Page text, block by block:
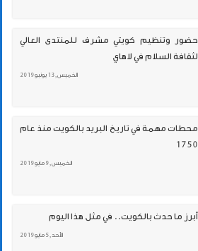
حضور وتنظيم كويتي مشرف للمنتدى العالي
لثقافة السلام في لاهاي
الخميس , 13 يونيو 2019
محطات مهمة في تاريخ البريد بالكويت منذ عام
1750
الخميس , 9 مايو 2019
أبرز ما حدث بالكويت.. في مثل هذا اليوم
الأحد , 5 مايو 2019